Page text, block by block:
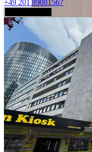
+49 201 89081567